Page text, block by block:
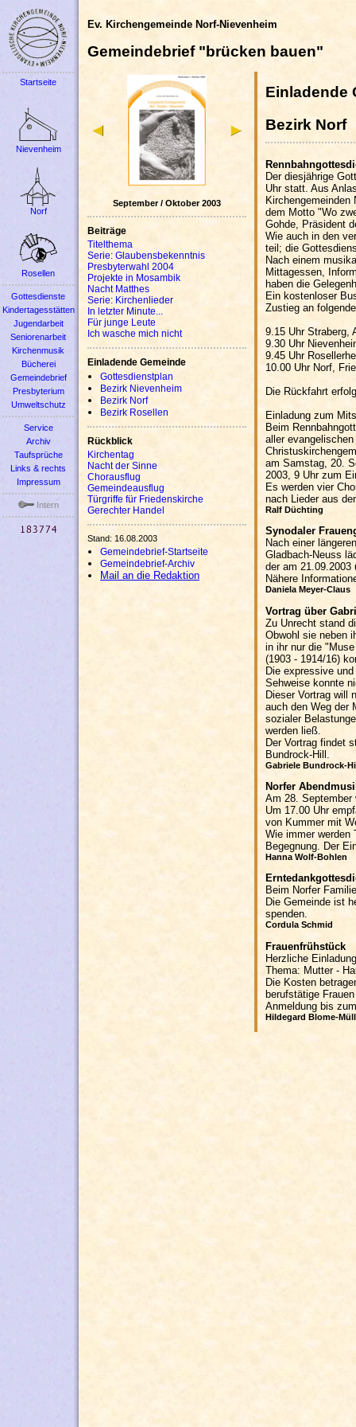
Ev. Kirchengemeinde Norf-Nievenheim
Gemeindebrief "brücken bauen"
Startseite
Nievenheim
Norf
Rosellen
Gottesdienste
Kindertagesstätten
Jugendarbeit
Seniorenarbeit
Kirchenmusik
Bücherei
Gemeindebrief
Presbyterium
Umweltschutz
Service
Archiv
Taufsprüche
Links & rechts
Impressum
Intern
September / Oktober 2003
Beiträge
Titelthema
Serie: Glaubensbekenntnis
Presbyterwahl 2004
Projekte in Mosambik
Nacht Matthes
Serie: Kirchenlieder
In letzter Minute...
Für junge Leute
Ich wasche mich nicht
Einladende Gemeinde
Gottesdienstplan
Bezirk Nievenheim
Bezirk Norf
Bezirk Rosellen
Rückblick
Kirchentag
Nacht der Sinne
Chorausflug
Gemeindeausflug
Türgriffe für Friedenskirche
Gerechter Handel
Stand: 16.08.2003
Gemeindebrief-Startseite
Gemeindebrief-Archiv
Mail an die Redaktion
Einladende
Bezirk Norf
Der diesjährige
Uhr statt. Aus
dem Motto "Wo
Gohde, Präsident
Wie auch in den
teil; die
Nach einem
Mittagessen,
haben die
Ein kostenloser
Zustieg an
9.15 Uhr Straberg,
9.30 Uhr
9.45 Uhr
10.00 Uhr Norf,
Die Rückfahrt
Einladung zum
Beim
aller
am Samstag, 20.
2003, 9 Uhr zum
Es werden vier
nach Lieder aus
Ralf Düchting
Synodaler
Nach einer
Gladbach-Neuss
der am
Nähere
Daniela Meyer-Claus
Vortrag über
Zu Unrecht stand
Obwohl sie neben
in ihr nur die
(1903 - 1914/16)
Die expressive
Sehweise konnte
Dieser Vortrag will
auch den Weg der
sozialer
werden ließ.
Der Vortrag findet
Bundrock-Hill.
Gabriele Bundrock-
Norfer
Am 28. September
Um 17.00 Uhr
von Kummer mit
Wie immer werden
Begegnung. Der
Hanna Wolf-Bohlen
Beim Norfer
Die Gemeinde ist
spenden.
Cordula Schmid
Frauenfrühstück
Herzliche
Thema: Mutter -
Die Kosten
berufstätige
Anmeldung bis
Hildegard Blome-